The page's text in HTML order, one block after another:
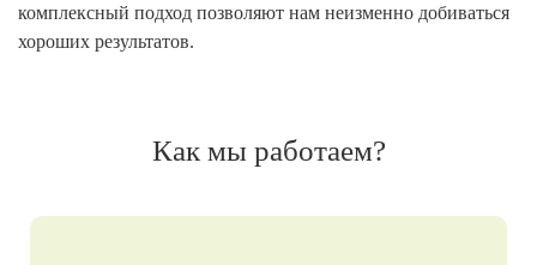
комплексный подход позволяют нам неизменно добиваться
хороших результатов.
Как мы работаем?